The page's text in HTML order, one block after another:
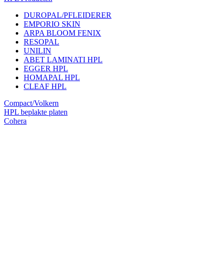
DUROPAL/PFLEIDERER
EMPORIO SKIN
ARPA BLOOM FENIX
RESOPAL
UNILIN
ABET LAMINATI HPL
EGGER HPL
HOMAPAL HPL
CLEAF HPL
Compact/Volkern
HPL beplakte platen
Cohera